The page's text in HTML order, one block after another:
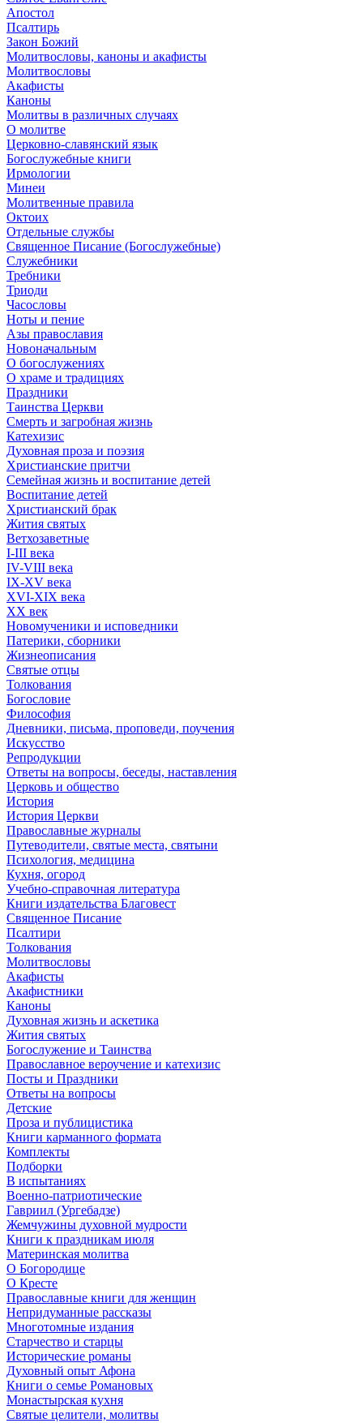
Апостол
Псалтирь
Закон Божий
Молитвословы, каноны и акафисты
Молитвословы
Акафисты
Каноны
Молитвы в различных случаях
О молитве
Церковно-славянский язык
Богослужебные книги
Ирмологии
Минеи
Молитвенные правила
Октоих
Отдельные службы
Священное Писание (Богослужебные)
Служебники
Требники
Триоди
Часословы
Ноты и пение
Азы православия
Новоначальным
О богослужениях
О храме и традициях
Праздники
Таинства Церкви
Смерть и загробная жизнь
Катехизис
Духовная проза и поэзия
Христианские притчи
Семейная жизнь и воспитание детей
Воспитание детей
Христианский брак
Жития святых
Ветхозаветные
I-III века
IV-VIII века
IX-XV века
XVI-XIX века
XX век
Новомученики и исповедники
Патерики, сборники
Жизнеописания
Святые отцы
Толкования
Богословие
Философия
Дневники, письма, проповеди, поучения
Искусство
Репродукции
Ответы на вопросы, беседы, наставления
Церковь и общество
История
История Церкви
Православные журналы
Путеводители, святые места, святыни
Психология, медицина
Кухня, огород
Учебно-справочная литература
Книги издательства Благовест
Священное Писание
Псалтири
Толкования
Молитвословы
Акафисты
Акафистники
Каноны
Духовная жизнь и аскетика
Жития святых
Богослужение и Таинства
Православное вероучение и катехизис
Посты и Праздники
Ответы на вопросы
Детские
Проза и публицистика
Книги карманного формата
Комплекты
Подборки
В испытаниях
Военно-патриотические
Гавриил (Ургебадзе)
Жемчужины духовной мудрости
Книги к праздникам июля
Материнская молитва
О Богородице
О Кресте
Православные книги для женщин
Непридуманные рассказы
Многотомные издания
Старчество и старцы
Исторические романы
Духовный опыт Афона
Книги о семье Романовых
Монастырская кухня
Святые целители, молитвы